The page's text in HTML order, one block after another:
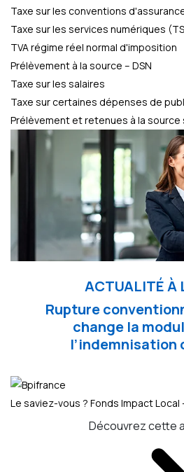
Taxe sur les conventions
Taxe sur les services numériques
TVA régime réel normal d'imposition
Prélèvement à la source – DSN
Taxe sur les salaires
Taxe sur certaines dépenses de
Prélèvement et retenues à la source
ACTUALITÉ À
Rupture
change la
l’indemnisation
Le saviez-vous ? Fonds Impact
Découvrez cette